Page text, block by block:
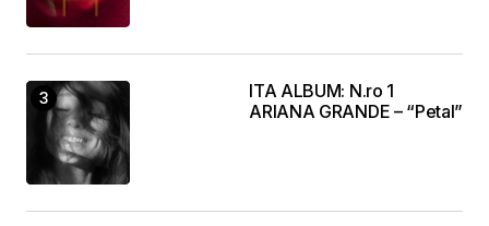
ITA ALBUM: N.ro 1
ARIANA GRANDE – “Petal”